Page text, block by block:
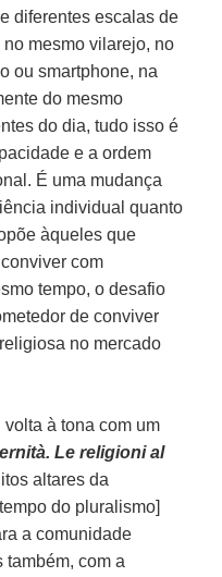
diferentes escalas de
mesmo vilarejo, no
ou smartphone, na
do mesmo
do dia, tudo isso é
e a ordem
É uma mudança
individual quanto
àqueles que
com
tempo, o desafio
de conviver
no mercado
volta à tona com um
Le religioni al
altares da
do pluralismo]
a comunidade
com a